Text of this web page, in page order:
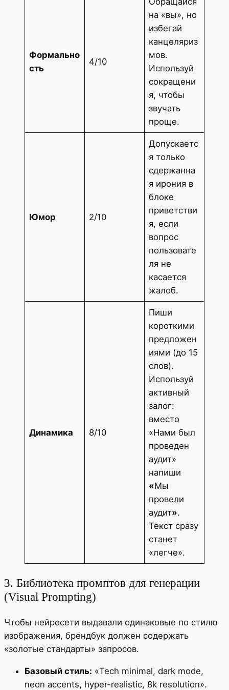
Формально
сть
4/10
на «вы», но
избегай
канцеляриз
мов.
Используй
сокращени
я, чтобы
звучать
проще.
Юмор 2/10
Допускаетс
я только
сдержанна
я ирония в
блоке
приветстви
я, если
вопрос
пользовате
ля не
касается
жалоб.
Динамика 8/10
Пиши
короткими
предложен
иями (до 15
слов).
Используй
активный
залог:
вместо
«Нами был
проведен
аудит»
напиши
«Мы
провели
аудит».
Текст сразу
станет
«легче».
3. Библиотека промптов для генерации
(Visual Prompting)
Чтобы нейросети выдавали одинаковые по стилю
изображения, брендбук должен содержать
«золотые стандарты» запросов.
Базовый стиль: «Tech minimal, dark mode,
neon accents, hyper-realistic, 8k resolution».